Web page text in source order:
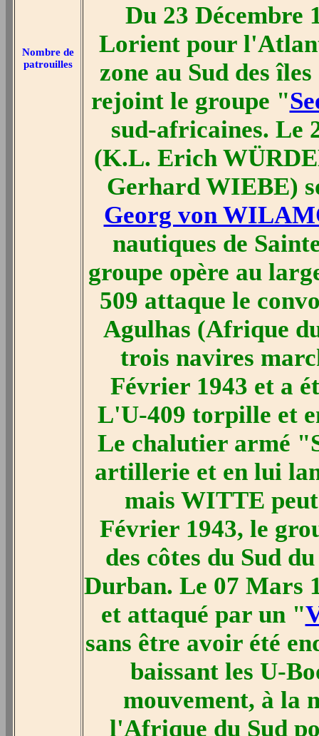
Nombre de
patrouilles
Du 23 Décembre
Lorient pour
zone au Sud des
rejoint le groupe "
sud-africaines. Le
(K.L. Erich
Gerhard WIEBE)
Georg von
nautiques de
groupe opère au
509 attaque le
Agulhas (Afrique
trois navires
Février 1943 et a
L'U-409 torpille et
Le chalutier armé
artillerie et en lui
mais WITTE
Février 1943, le
des côtes du Sud
Durban. Le 07 Mars
et attaqué par un "
sans être avoir été
baissant les U-
mouvement, à la
l'Afrique du Sud